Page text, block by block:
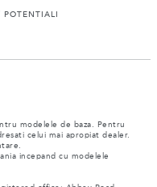
modelele de baza. Pentru
celui mai apropiat dealer.
incepand cu modelele